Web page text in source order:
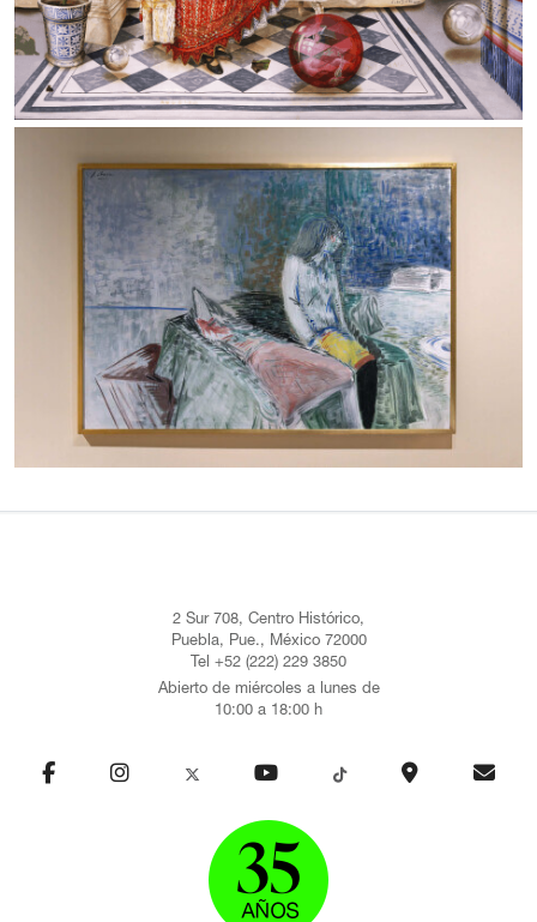
2 Sur 708, Centro Histórico,
Puebla, Pue., México 72000
Tel +52 (222) 229 3850
Abierto de miércoles a lunes de
10:00 a 18:00 h